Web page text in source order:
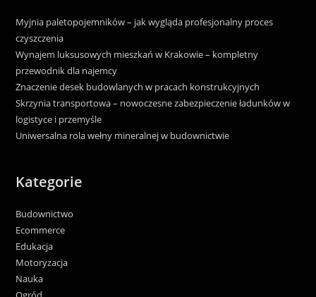
Myjnia paletopojemników – jak wygląda profesjonalny proces
czyszczenia
Wynajem luksusowych mieszkań w Krakowie – kompletny
przewodnik dla najemcy
Znaczenie desek budowlanych w pracach konstrukcyjnych
Skrzynia transportowa – nowoczesne zabezpieczenie ładunków w
logistyce i przemyśle
Uniwersalna rola wełny mineralnej w budownictwie
Kategorie
Budownictwo
Ecommerce
Edukacja
Motoryzacja
Nauka